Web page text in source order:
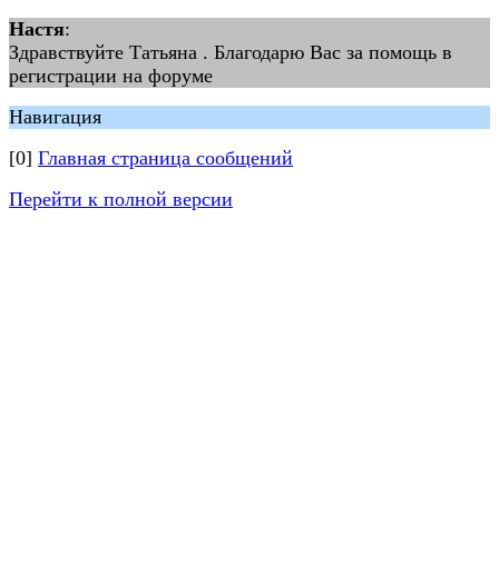
Настя:
Здравствуйте Татьяна . Благодарю Вас за помощь в
регистрации на форуме
Навигация
[0] Главная страница сообщений
Перейти к полной версии